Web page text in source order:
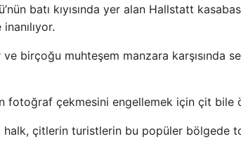
batı kıyısında yer alan Hallstatt
birçoğu muhteşem manzara karşısında
fotoğraf çekmesini engellemek için çit bile
halk, çitlerin turistlerin bu popüler bölgede